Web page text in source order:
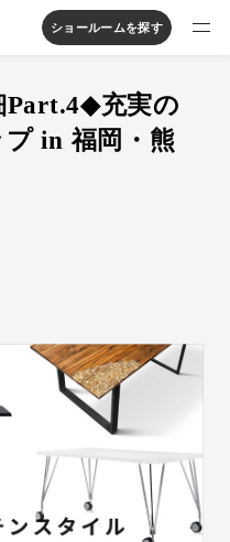
チン
ショールームを探す
Part.4◆充実の
in 福岡・熊